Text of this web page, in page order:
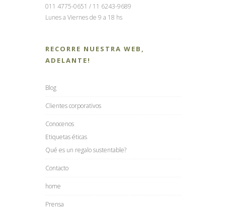
011 4775-0651 / 11 6243-9689
Lunes a Viernes de 9 a 18 hs
RECORRE NUESTRA WEB,
ADELANTE!
Blog
Clientes corporativos
Conocenos
Etiquetas éticas
Qué es un regalo sustentable?
Contacto
home
Prensa